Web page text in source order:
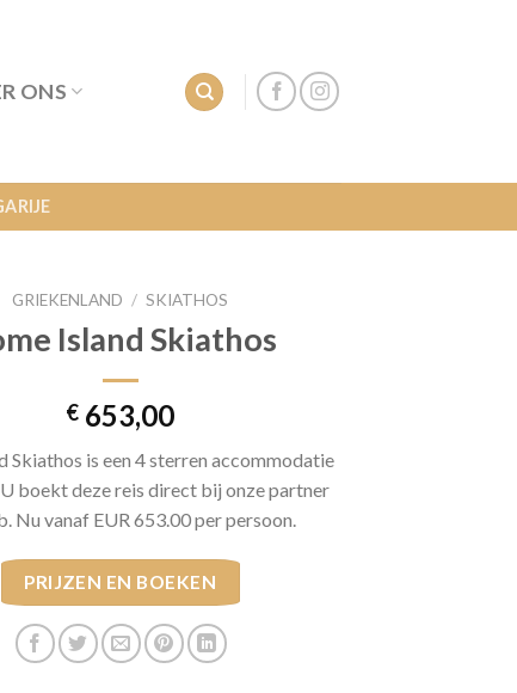
ONS
GRIEKENLAND / SKIATHOS
Island Skiathos
€ 653,00
Skiathos is een 4 sterren accommodatie
boekt deze reis direct bij onze partner
Nu vanaf EUR 653.00 per persoon.
PRIJZEN EN BOEKEN